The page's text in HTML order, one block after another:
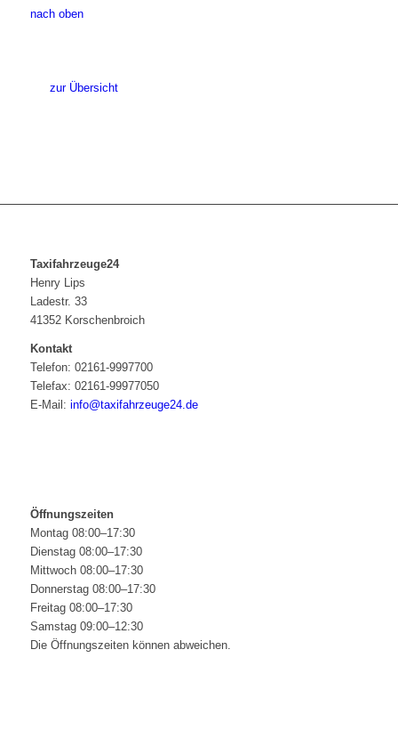
nach oben
zur Übersicht
Taxifahrzeuge24
Henry Lips
Ladestr. 33
41352 Korschenbroich
Kontakt
Telefon: 02161-9997700
Telefax: 02161-99977050
E-Mail: info@taxifahrzeuge24.de
Öffnungszeiten
Montag 08:00–17:30
Dienstag 08:00–17:30
Mittwoch 08:00–17:30
Donnerstag 08:00–17:30
Freitag 08:00–17:30
Samstag 09:00–12:30
Die Öffnungszeiten können abweichen.